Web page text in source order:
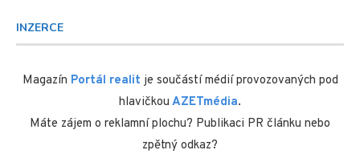
INZERCE
Magazín Portál realit je součástí médií provozovaných pod
hlavičkou AZETmédia.
Máte zájem o reklamní plochu? Publikaci PR článku nebo
zpětný odkaz?